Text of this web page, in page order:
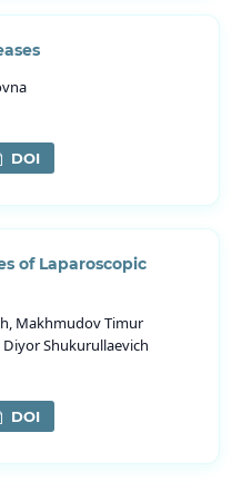
DOI
of Laparoscopic
Makhmudov Timur
Shukurullaevich
DOI